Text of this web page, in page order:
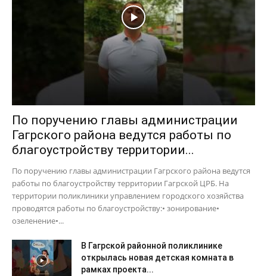
По поручению главы администрации
Гагрского района ведутся работы по
благоустройству территории...
По поручению главы администрации Гагрского района ведутся
работы по благоустройству территории Гагрской ЦРБ. На
территории поликлиники управлением городского хозяйства
проводятся работы по благоустройству:• зонирование•
озеленение•...
В Гагрской районной поликлинике
открылась новая детская комната в
рамках проекта...